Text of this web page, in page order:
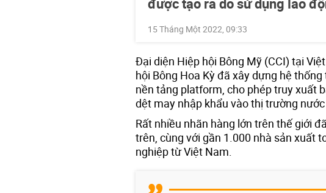
15 Tháng Một 2022, 09:33
Đại diện Hiệp hội Bông Mỹ (CCI) tại
hội Bông Hoa Kỳ đã xây dựng hệ
nền tảng platform, cho phép truy xuất
dệt may nhập khẩu vào thị trường nước
Rất nhiều nhãn hàng lớn trên thế giới
trên, cùng với gần 1.000 nhà sản xuất
nghiệp từ Việt Nam.